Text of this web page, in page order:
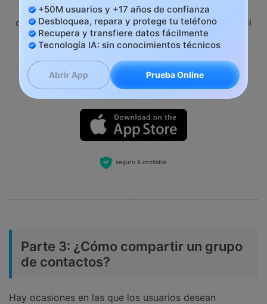
para PC por correo electrónico
o prueba nuestra aplicación MobileTrans en tu móvil
>>
seguro & confiable
Parte 3: ¿Cómo compartir un grupo
de contactos?
Hay ocasiones en las que los usuarios desean
+50M usuarios y +17 años de confianza
Desbloquea, repara y protege tu teléfono
Recupera y transfiere datos fácilmente
Tecnología IA: sin conocimientos técnicos
Abrir App Prueba Online